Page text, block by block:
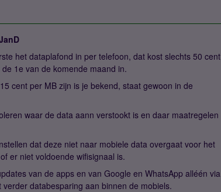
het dataplafond in per telefoon, dat kost slechts 50 cent
1e van de komende maand in.
cent per MB zijn is je bekend, staat gewoon in de
waar de data aann verstookt is en daar maatregelen
dat deze niet naar mobiele data overgaat voor het
er niet voldoende wifisignaal is.
van de apps en van Google en WhatsApp alléén via
databesparing aan binnen de mobiels.